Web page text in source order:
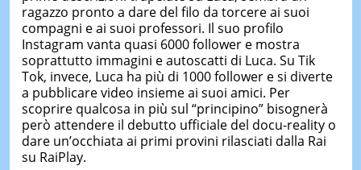
ragazzo pronto a dare del filo da torcere ai suoi
compagni e ai suoi professori. Il suo profilo
Instagram vanta quasi 6000 follower e mostra
soprattutto immagini e autoscatti di Luca. Su Tik
Tok, invece, Luca ha più di 1000 follower e si diverte
a pubblicare video insieme ai suoi amici. Per
scoprire qualcosa in più sul “principino” bisognerà
però attendere il debutto ufficiale del docu-reality o
dare un’occhiata ai primi provini rilasciati dalla Rai
su RaiPlay.